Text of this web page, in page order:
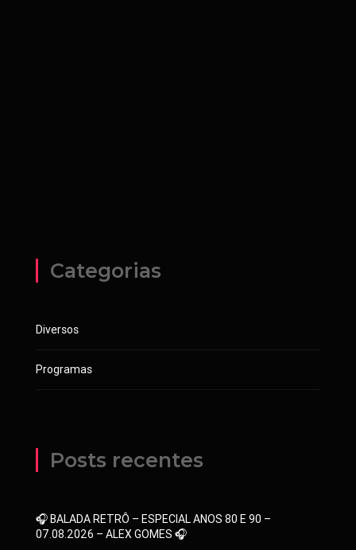
Categorias
Diversos
Programas
Posts recentes
🎧 BALADA RETRÔ – ESPECIAL ANOS 80 E 90 –
07.08.2026 – ALEX GOMES 🎧